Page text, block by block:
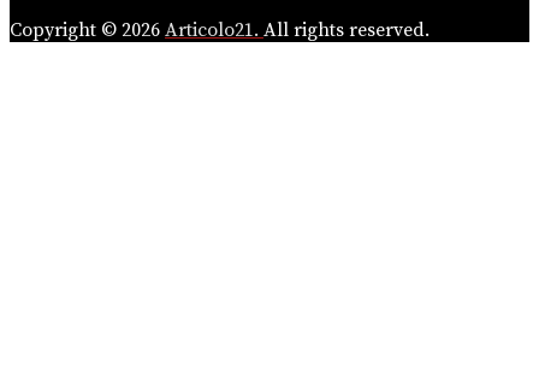
Copyright © 2026 Articolo21. All rights reserved.